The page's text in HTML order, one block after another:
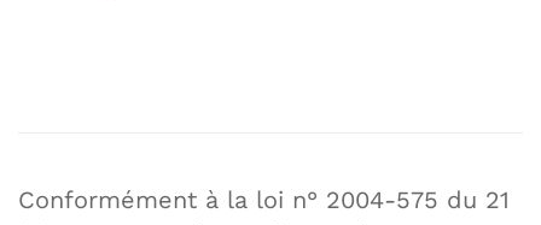
Conformément à la loi n° 2004-575 du 21